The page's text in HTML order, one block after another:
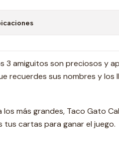
3 amiguitos son preciosos y
recuerdes sus nombres y los
más grandes, Taco Gato
cartas para ganar el juego.